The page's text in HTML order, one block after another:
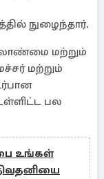
நுழைந்தார்.
மற்றும்
மற்றும்
பல
உங்கள்